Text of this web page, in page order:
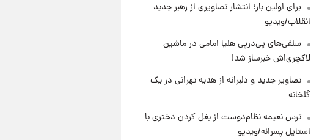
برای اولین بار؛ انتشار تصاویری از رهبر جدید
انقلاب/ویدیو
سلفی‌های پی‌درپی هلیا امامی در ماشین
لاکچری‌اش خبرساز شد!
تصاویر جدید و دلبرانه از هدیه تهرانی در یک
گلخانه
ترس نعیمه نظام‌دوست از بغل کردن دختری با
استایل پسرانه/ویدیو